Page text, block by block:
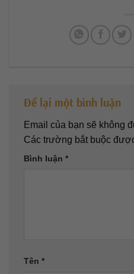
Để lại một bình luận
Email của bạn sẽ không
Các trường bắt buộc
Bình luận *
Tên *